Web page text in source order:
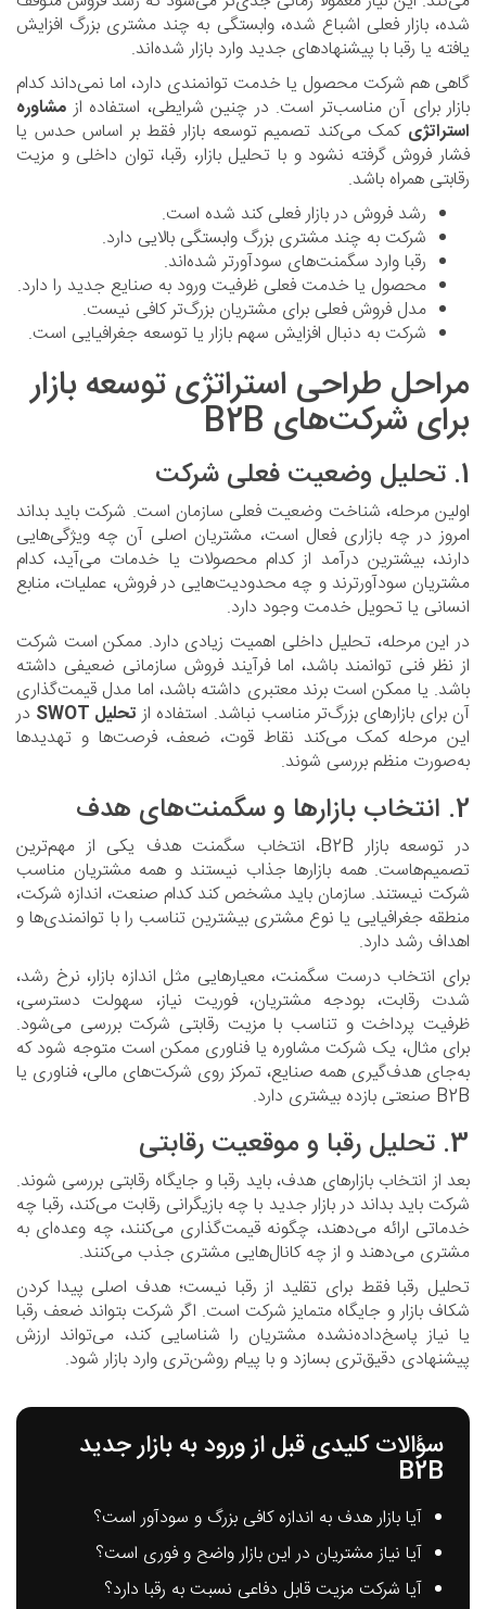
شده، بازار فعلی اشباع شده، وابستگی به چند مشتری بزرگ افزایش
یافته یا رقبا با پیشنهادهای جدید وارد بازار شده‌اند.
گاهی هم شرکت محصول یا خدمت توانمندی دارد، اما نمی‌داند کدام
بازار برای آن مناسب‌تر است. در چنین شرایطی، استفاده از مشاوره
استراتژی کمک می‌کند تصمیم توسعه بازار فقط بر اساس حدس یا
فشار فروش گرفته نشود و با تحلیل بازار، رقبا، توان داخلی و مزیت
رقابتی همراه باشد.
رشد فروش در بازار فعلی کند شده است.
شرکت به چند مشتری بزرگ وابستگی بالایی دارد.
رقبا وارد سگمنت‌های سودآورتر شده‌اند.
محصول یا خدمت فعلی ظرفیت ورود به صنایع جدید را دارد.
مدل فروش فعلی برای مشتریان بزرگ‌تر کافی نیست.
شرکت به دنبال افزایش سهم بازار یا توسعه جغرافیایی است.
مراحل طراحی استراتژی توسعه بازار
برای شرکت‌های B2B
1. تحلیل وضعیت فعلی شرکت
اولین مرحله، شناخت وضعیت فعلی سازمان است. شرکت باید بداند
امروز در چه بازاری فعال است، مشتریان اصلی آن چه ویژگی‌هایی
دارند، بیشترین درآمد از کدام محصولات یا خدمات می‌آید، کدام
مشتریان سودآورترند و چه محدودیت‌هایی در فروش، عملیات، منابع
انسانی یا تحویل خدمت وجود دارد.
در این مرحله، تحلیل داخلی اهمیت زیادی دارد. ممکن است شرکت
از نظر فنی توانمند باشد، اما فرآیند فروش سازمانی ضعیفی داشته
باشد. یا ممکن است برند معتبری داشته باشد، اما مدل قیمت‌گذاری
آن برای بازارهای بزرگ‌تر مناسب نباشد. استفاده ازتحلیل SWOT
در
این مرحله کمک می‌کند نقاط قوت، ضعف، فرصت‌ها و تهدیدها
به‌صورت منظم بررسی شوند.
2. انتخاب بازارها و سگمنت‌های هدف
در توسعه بازار B2B، انتخاب سگمنت هدف یکی از مهم‌ترین
تصمیم‌هاست. همه بازارها جذاب نیستند و همه مشتریان مناسب
شرکت نیستند. سازمان باید مشخص کند کدام صنعت، اندازه شرکت،
منطقه جغرافیایی یا نوع مشتری بیشترین تناسب را با توانمندی‌ها و
اهداف رشد دارد.
برای انتخاب درست سگمنت، معیارهایی مثل اندازه بازار، نرخ رشد،
شدت رقابت، بودجه مشتریان، فوریت نیاز، سهولت دسترسی،
ظرفیت پرداخت و تناسب با مزیت رقابتی شرکت بررسی می‌شود.
برای مثال، یک شرکت مشاوره یا فناوری ممکن است متوجه شود که
به‌جای هدف‌گیری همه صنایع، تمرکز روی شرکت‌های مالی، فناوری یا
B2B صنعتی بازده بیشتری دارد.
3. تحلیل رقبا و موقعیت رقابتی
بعد از انتخاب بازارهای هدف، باید رقبا و جایگاه رقابتی بررسی شوند.
شرکت باید بداند در بازار جدید با چه بازیگرانی رقابت می‌کند، رقبا چه
خدماتی ارائه می‌دهند، چگونه قیمت‌گذاری می‌کنند، چه وعده‌ای به
مشتری می‌دهند و از چه کانال‌هایی مشتری جذب می‌کنند.
تحلیل رقبا فقط برای تقلید از رقبا نیست؛ هدف اصلی پیدا کردن
شکاف بازار و جایگاه متمایز شرکت است. اگر شرکت بتواند ضعف رقبا
یا نیاز پاسخ‌داده‌نشده مشتریان را شناسایی کند، می‌تواند ارزش
پیشنهادی دقیق‌تری بسازد و با پیام روشن‌تری وارد بازار شود.
سؤالات کلیدی قبل از ورود به بازار جدید
B2B
آیا بازار هدف به اندازه کافی بزرگ و سودآور است؟
آیا نیاز مشتریان در این بازار واضح و فوری است؟
آیا شرکت مزیت قابل دفاعی نسبت به رقبا دارد؟